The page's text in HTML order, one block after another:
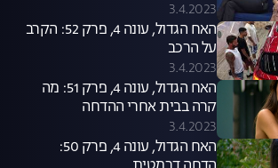
3.4.2023
האח הגדול, עונה 4, פרק 52: הקרב
על הרכב
3.4.2023
האח הגדול, עונה 4, פרק 51: מה
קרה בבית אחרי ההדחה
המפתיעה של קאזם?
3.4.2023
האח הגדול, עונה 4, פרק 50: